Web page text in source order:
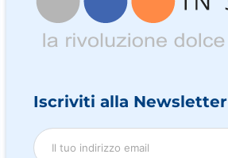
Iscriviti alla Newsletter